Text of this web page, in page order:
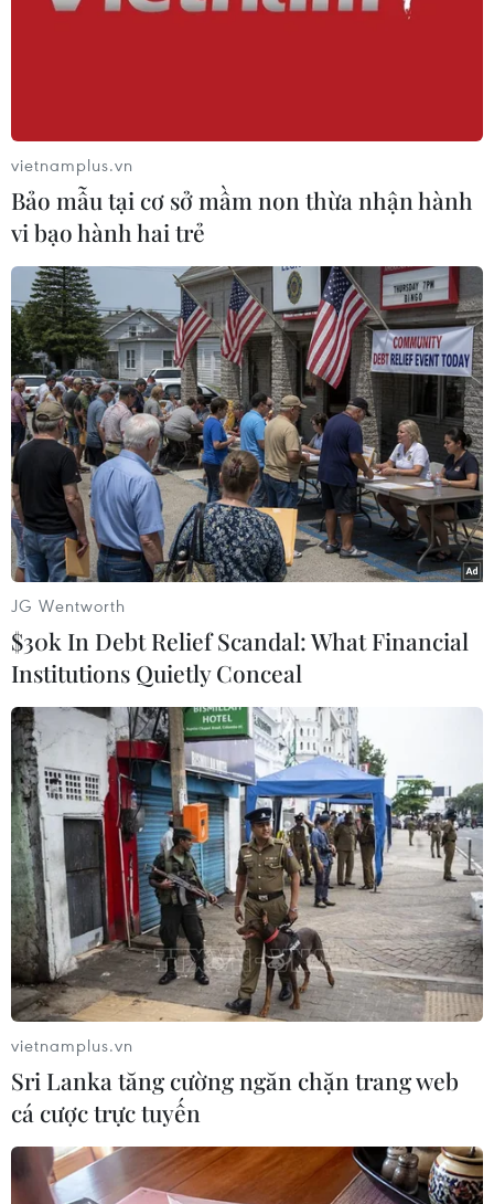
#Infographics
#Cơ sở kinh doanh
TP. Hà Nội
Theo dõi VietnamPlus
TIN LIÊN QUAN
Hà Nội: Vùng 2, 3 có thể sản xuất-kinh
doanh an toàn theo Chỉ thị 15
14/09/2021 14:24
Phó Chủ tịch UBND thành phố Hà Nội Chử Xuân Dũng
gợi ý: “Phân vùng 2, 3 ngay từ bây giờ có thể mạnh dạn
triển khai các hoạt động sản xuất-kinh doanh an toàn
theo tinh thần Chỉ thị 15 của Thủ tướng."
vietnamplus.vn
Bảo mẫu tại cơ sở mầm non thừa nhận hành
vi bạo hành hai trẻ
JG Wentworth
$30k In Debt Relief Scandal: What Financial
Institutions Quietly Conceal
vietnamplus.vn
Sri Lanka tăng cường ngăn chặn trang web
cá cược trực tuyến